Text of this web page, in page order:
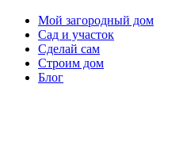
Мой загородный дом
Сад и участок
Сделай сам
Строим дом
Блог